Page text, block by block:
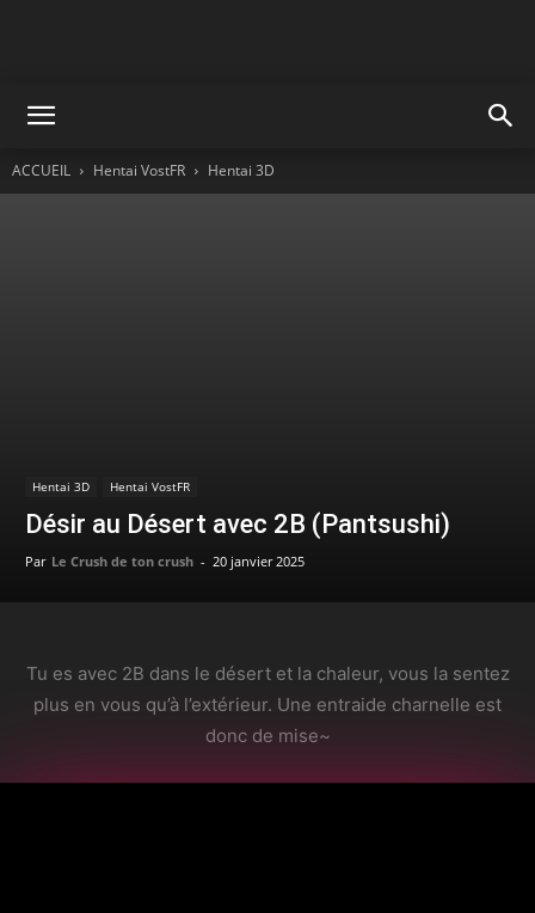
ACCUEIL Hentai VostFR Hentai 3D
Hentai 3D Hentai VostFR
Désir au Désert avec 2B (Pantsushi)
Par Le Crush de ton crush - 20 janvier 2025
Tu es avec 2B dans le désert et la chaleur, vous la sentez
plus en vous qu’à l’extérieur. Une entraide charnelle est
donc de mise~